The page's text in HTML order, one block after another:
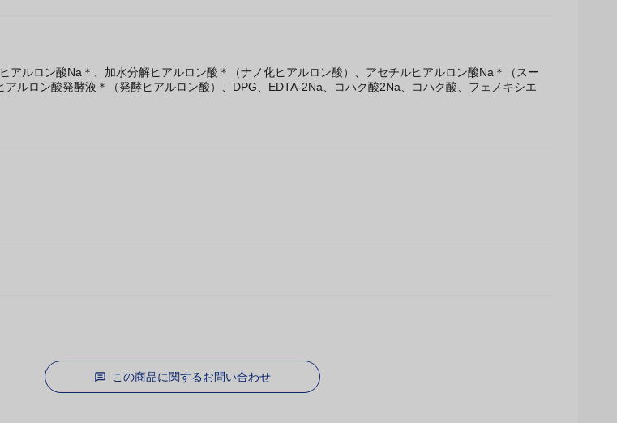
アルロン酸Na＊、加水分解ヒアルロン酸＊（ナノ化ヒアルロン酸）、アセチルヒアルロン酸Na＊（スー
ルロン酸発酵液＊（発酵ヒアルロン酸）、DPG、EDTA-2Na、コハク酸2Na、コハク酸、フェノキシエ